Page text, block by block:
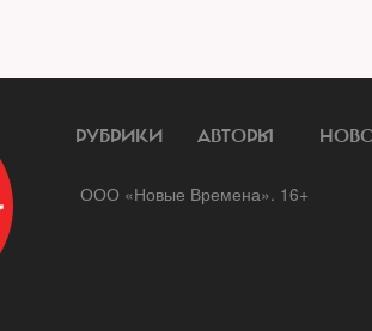
РУБРИКИ АВТОРЫ
ООО «Новые Времена». 16+